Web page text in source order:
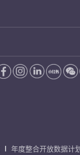
年度整合开放数据计